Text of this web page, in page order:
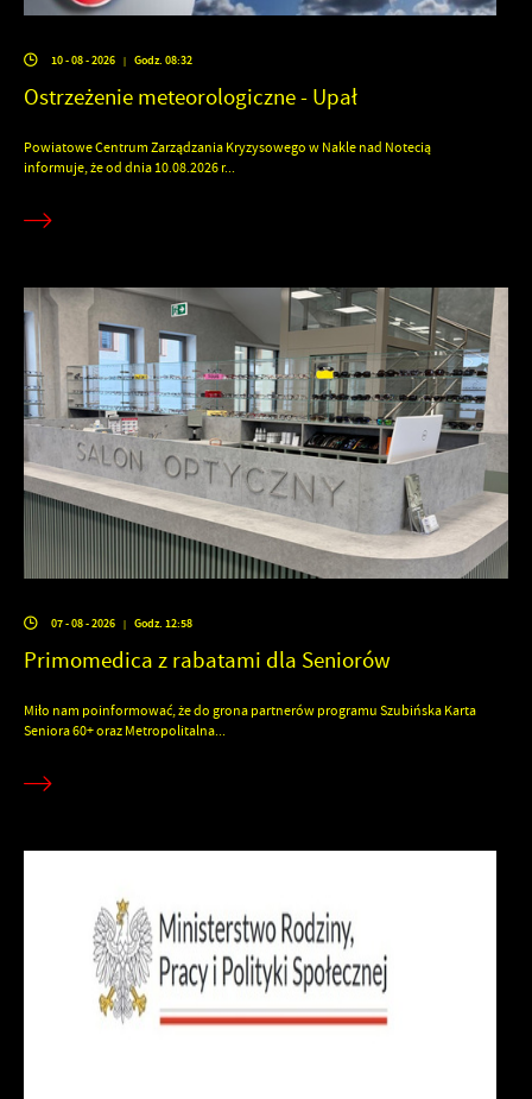
10 - 08 - 2026 | Godz. 08:32
Ostrzeżenie meteorologiczne - Upał
Powiatowe Centrum Zarządzania Kryzysowego w Nakle nad Notecią
informuje, że od dnia 10.08.2026 r...
07 - 08 - 2026 | Godz. 12:58
Primomedica z rabatami dla Seniorów
Miło nam poinformować, że do grona partnerów programu Szubińska Karta
Seniora 60+ oraz Metropolitalna...